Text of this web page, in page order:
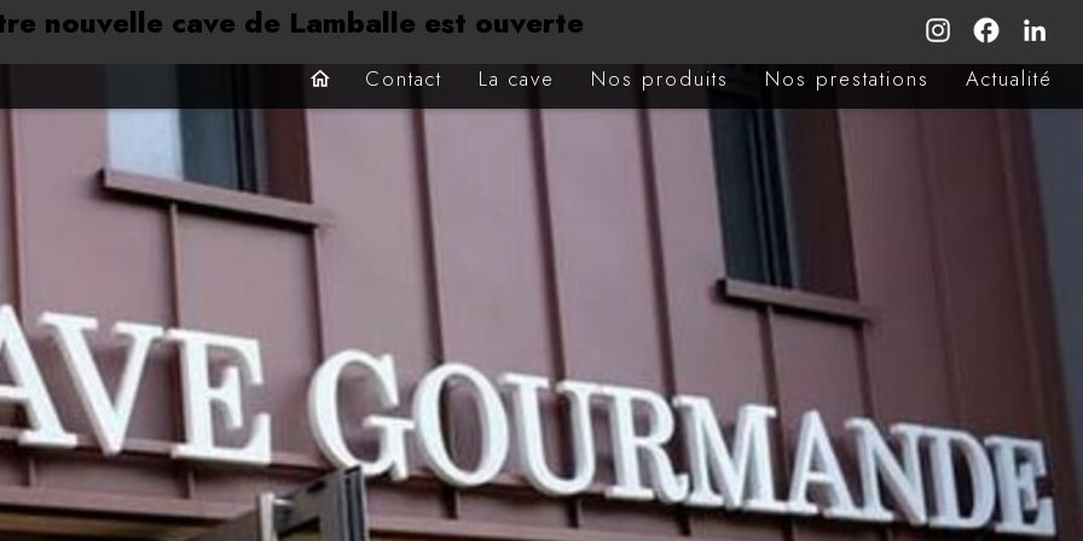
home Contact La cave Nos produits Nos prestations Actualité
nouvelle cave de Lamballe est ouverte